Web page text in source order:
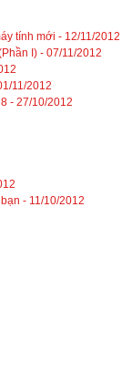
tính mới - 12/11/2012
I) - 07/11/2012
11/2012
- 27/10/2012
- 11/10/2012